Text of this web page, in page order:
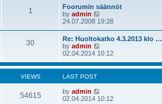
1
Foorumin säännöt
by admin
i
t
h
e
l
a
e
t
24.07.2008 19:28
30
Re: Huoltokatko 4.3.2013 klo …
by admin
i
w
l
02.04.2014 10:12
VIEWS LAST POST
54615 by admin
02.04.2014 10:12